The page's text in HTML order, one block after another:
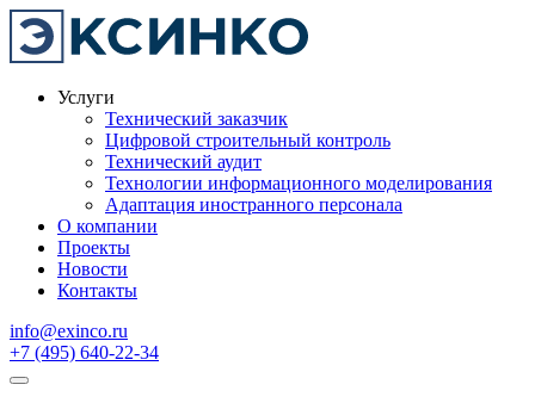
Услуги
Технический заказчик
Цифровой строительный контроль
Технический аудит
Технологии информационного моделирования
Адаптация иностранного персонала
О компании
Проекты
Новости
Контакты
info@exinco.ru
+7 (495) 640-22-34